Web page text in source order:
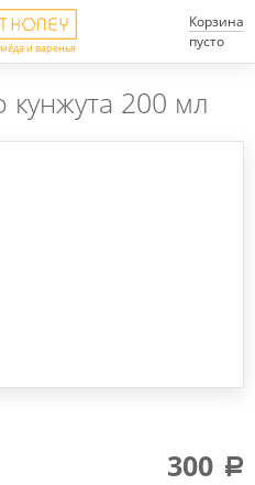
и варенья
Корзина
пусто
200 мл
300 a